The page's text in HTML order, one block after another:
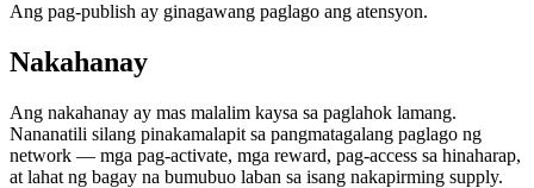
Ang pag-publish ay ginagawang paglago ang atensyon.
Nakahanay
Ang nakahanay ay mas malalim kaysa sa paglahok lamang.
Nananatili silang pinakamalapit sa pangmatagalang paglago ng
network — mga pag-activate, mga reward, pag-access sa hinaharap,
at lahat ng bagay na bumubuo laban sa isang nakapirming supply.